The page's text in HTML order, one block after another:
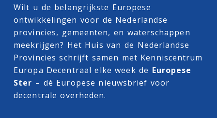
Wilt u de belangrijkste Europese
ontwikkelingen voor de Nederlandse
provincies, gemeenten, en waterschappen
meekrijgen? Het Huis van de Nederlandse
Provincies schrijft samen met Kenniscentrum
Europa Decentraal elke week de Europese
Ster – dé Europese nieuwsbrief voor
decentrale overheden.